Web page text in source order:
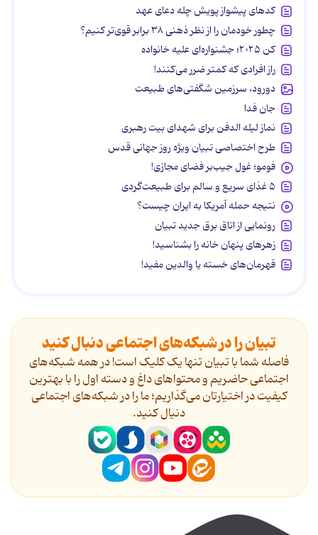
کدهای پیشواز پویش چله دعای عهد
چطور خودمان را از نظر ذهنی ۳۸ برابر قوی‌تر کنیم؟
کن ۲۰۲۵؛ جشنواره‌ای علیه خانواده
راز افرادی که کمتر ضرر می‌کنند!
دورود، سرزمین شگفتی‌های طبیعت
جان فدا
نماز لیله الدفن برای شهدای بیت رهبری
طرح اختصاصی تبیان ویژه روز جهانی قدس
فومو؛ غول جیب‌بر فضای مجازی!
۵ غذای سریع و سالم برای طبیعت‌گردی
نتیجه حمله آمریکا به ایران چیست؟
رونمایی از اتاق برق جدید تبیان
زهرهای پنهان خانه را بشناسید!
قهرمان‌های خسته یا والدین مفید!
تبیان را در شبکه‌های اجتماعی دنبال کنید
فاصله شما با تبیان تنها یک کلیک است! در همه شبکه‌های
اجتماعی حاضریم و محتواهای داغ و دسته اول را با بهترین
کیفیت در اختیارتان می‌گذاریم؛ ما را در شبکه‌های اجتماعی
دنیال کنید.